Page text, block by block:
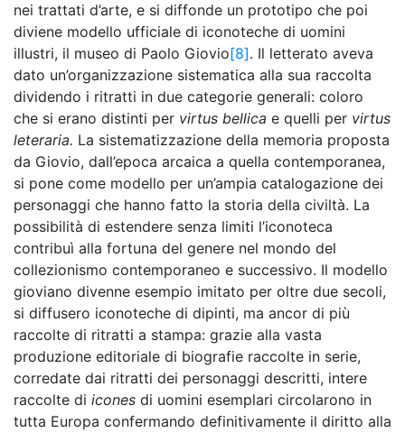
nei trattati d’arte, e si diffonde un prototipo che poi
diviene modello ufficiale di iconoteche di uomini
illustri, il museo di Paolo Giovio[8]. Il letterato aveva
dato un’organizzazione sistematica alla sua raccolta
dividendo i ritratti in due categorie generali: coloro
che si erano distinti per virtus bellica e quelli per virtus
leteraria. La sistematizzazione della memoria proposta
da Giovio, dall’epoca arcaica a quella contemporanea,
si pone come modello per un’ampia catalogazione dei
personaggi che hanno fatto la storia della civiltà. La
possibilità di estendere senza limiti l’iconoteca
contribuì alla fortuna del genere nel mondo del
collezionismo contemporaneo e successivo. Il modello
gioviano divenne esempio imitato per oltre due secoli,
si diffusero iconoteche di dipinti, ma ancor di più
raccolte di ritratti a stampa: grazie alla vasta
produzione editoriale di biografie raccolte in serie,
corredate dai ritratti dei personaggi descritti, intere
raccolte di icones di uomini esemplari circolarono in
tutta Europa confermando definitivamente il diritto alla